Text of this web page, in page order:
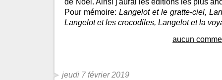
de Noël. Ainsi j'aurai les éditions les plus
Pour mémoire: Langelot et le gratte-ciel,
Langelot et les crocodiles, Langelot et la
aucun
jeudi 7 février 2019